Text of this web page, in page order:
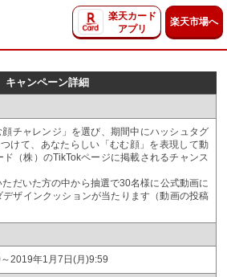
楽天カード
アプリ
楽天市場へ
キャンペーン詳細
チャレンジ」を選び、期間中にハッシュタグ
けて、あなたらしい「むむ顔」を表現して動
（株）のTikTokページに掲載されるチャンス
だいた方の中から抽選で30名様に公式動画に
ザインクッションが当たります（動画の投稿
2019年1月7日(月)9:59